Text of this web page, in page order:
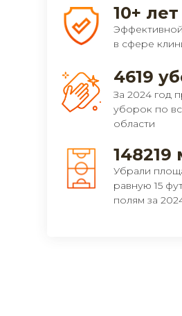
в сфере
За 2024 год
уборок по
области
Убрали
равную 15
полям за
10+ лет
4619
148219